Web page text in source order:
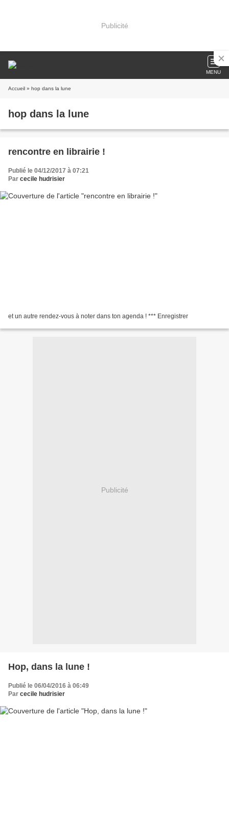
Publicité
MENU
Accueil » hop dans la lune
hop dans la lune
rencontre en librairie !
Publié le 04/12/2017 à 07:21
Par cecile hudrisier
et un autre rendez-vous à noter dans ton agenda ! *** Enregistrer
Publicité
Hop, dans la lune !
Publié le 06/04/2016 à 06:49
Par cecile hudrisier